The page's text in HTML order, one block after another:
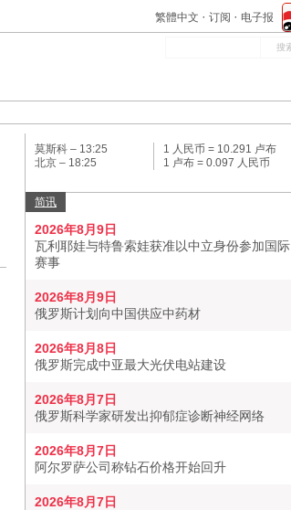
繁體中文 订阅 电子报
莫斯科 – 13:25
北京 – 18:25
1 人民币 = 10.291 卢布
1 卢布 = 0.097 人民币
简讯
2026年8月9日
瓦利耶娃与特鲁索娃获准以中立身份参加国际
赛事
2026年8月9日
俄罗斯计划向中国供应中药材
2026年8月8日
俄罗斯完成中亚最大光伏电站建设
2026年8月7日
俄罗斯科学家研发出抑郁症诊断神经网络
2026年8月7日
阿尔罗萨公司称钻石价格开始回升
2026年8月7日